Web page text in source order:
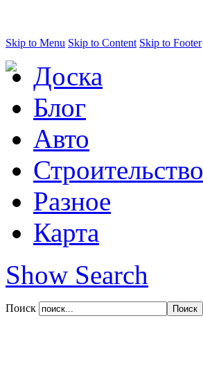
Skip to Menu Skip to Content Skip to Footer
Доска
Блог
Авто
Строительство
Разное
Карта
Show Search
Поиск